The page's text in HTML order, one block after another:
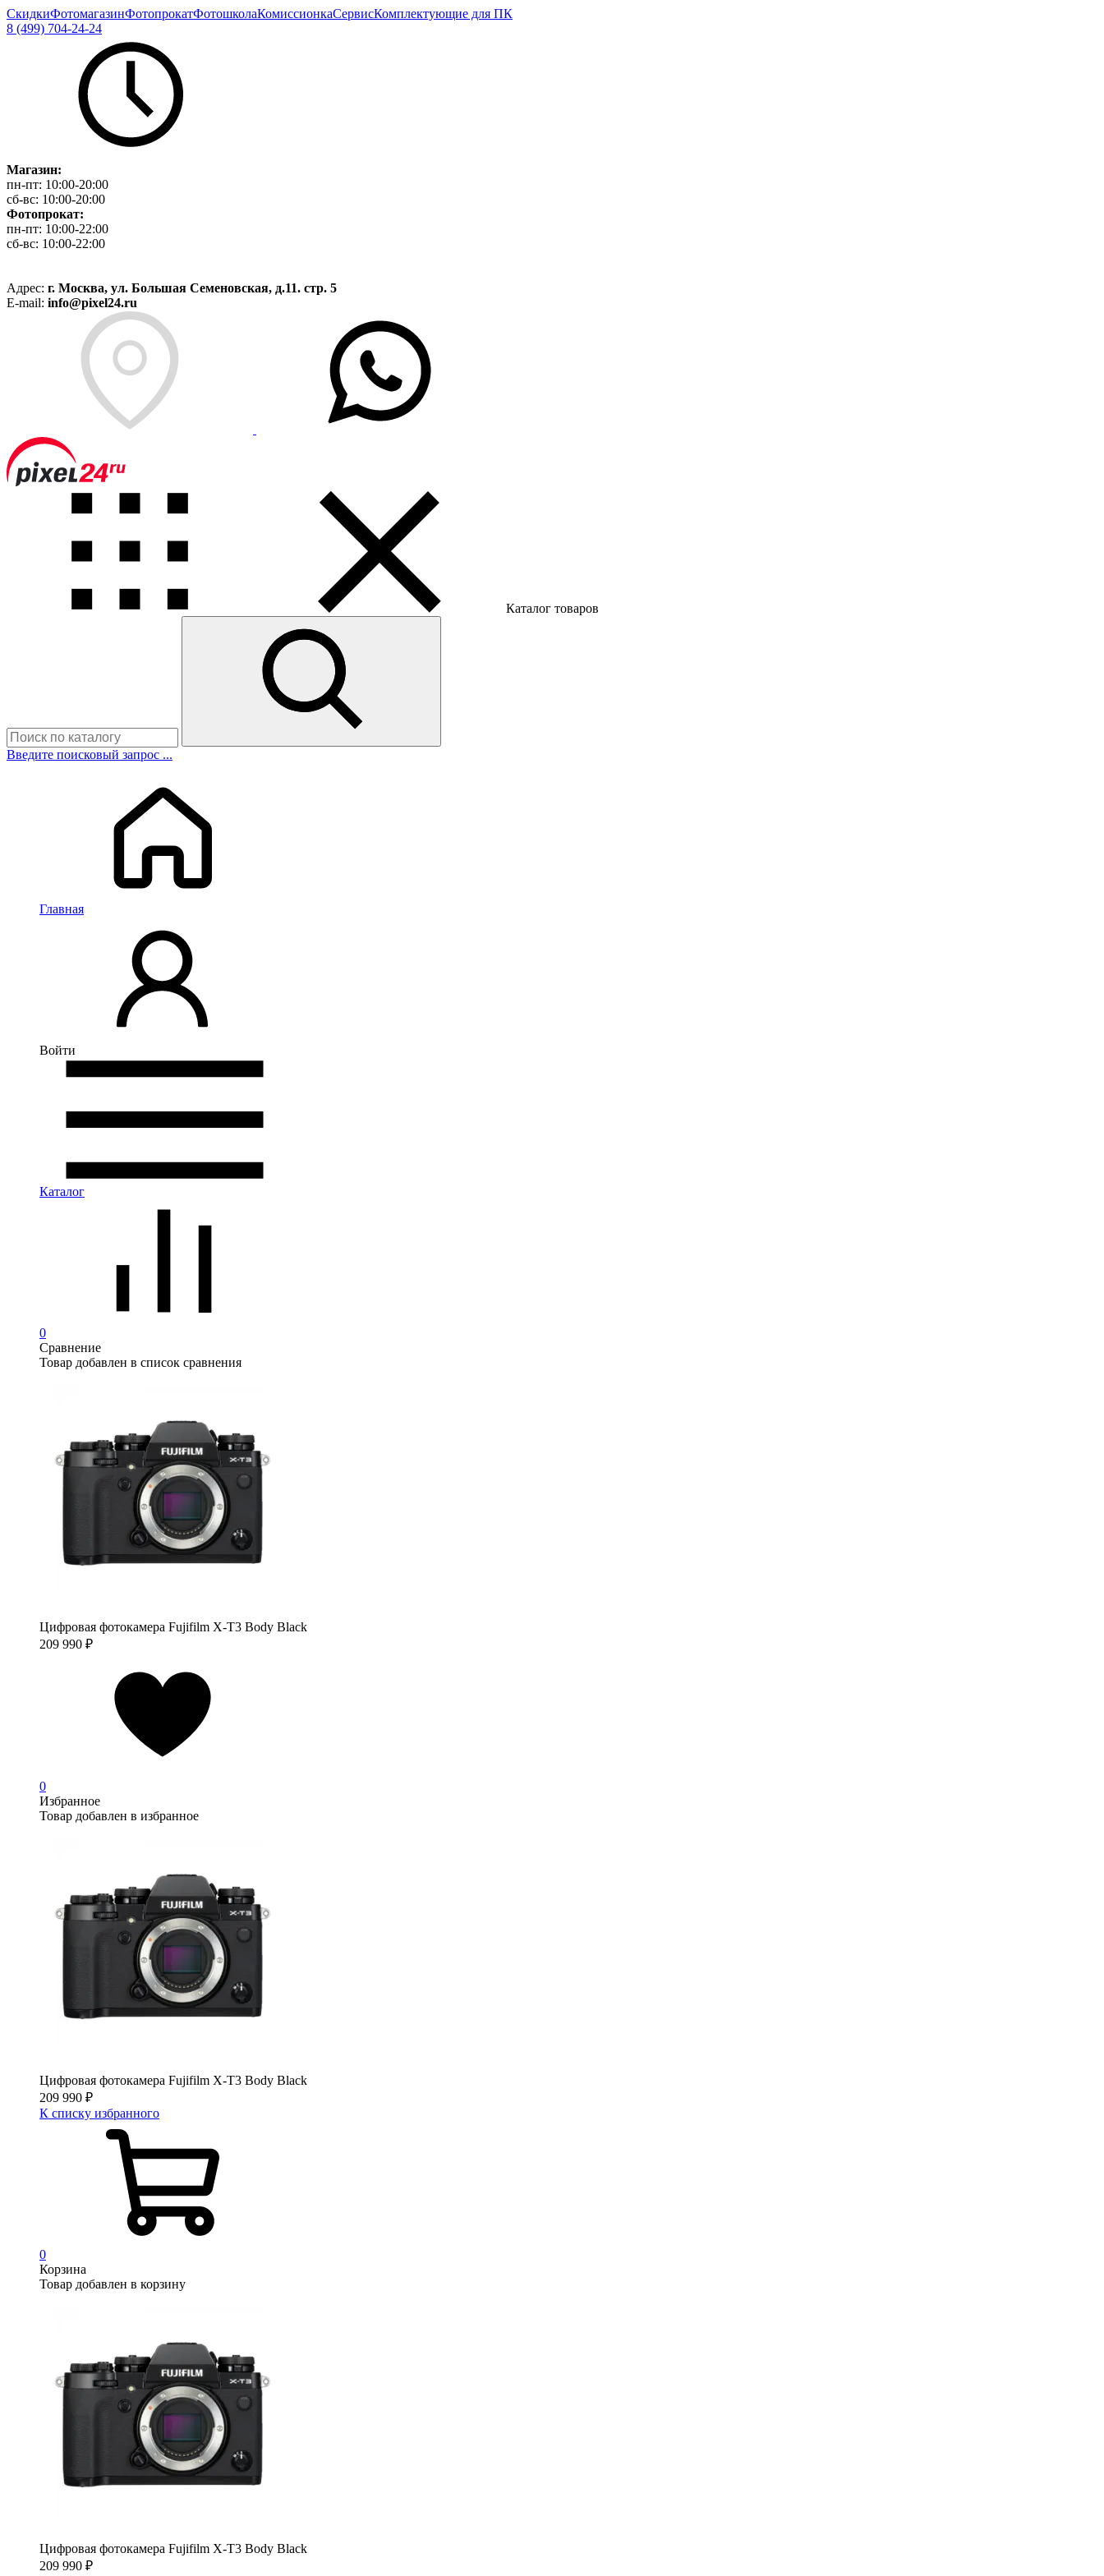
СкидкиФотомагазинФотопрокатФотошколаКомиссионкаСервисКомплектующие для ПК
8 (499) 704-24-24
Магазин:
пн-пт: 10:00-20:00
сб-вс: 10:00-20:00
Фотопрокат:
пн-пт: 10:00-22:00
сб-вс: 10:00-22:00
Адрес: г. Москва, ул. Большая Семеновская, д.11. стр. 5
E-mail: info@pixel24.ru
Каталог товаров
Введите поисковый запрос ...
Главная
Войти
Каталог
0
Сравнение
Товар добавлен в список сравнения
Цифровая фотокамера Fujifilm X-T3 Body Black
209 990 ₽
0
Избранное
Товар добавлен в избранное
Цифровая фотокамера Fujifilm X-T3 Body Black
209 990 ₽
К списку избранного
0
Корзина
Товар добавлен в корзину
Цифровая фотокамера Fujifilm X-T3 Body Black
209 990 ₽